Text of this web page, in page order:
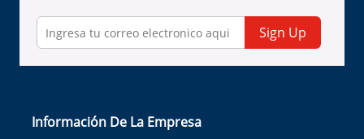
Sign Up
Información De La Empresa